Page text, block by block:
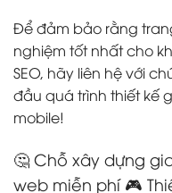
Để đảm bảo rằng
nghiệm tốt nhất cho
SEO, hãy liên hệ với
đầu quá trình thiết kế
mobile!
🤔 Chỗ xây dựng
web miễn phí 🎮